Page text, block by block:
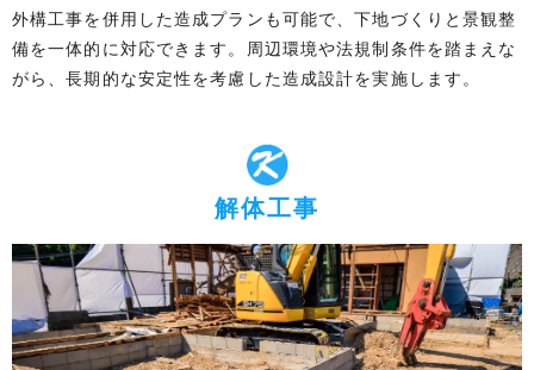
外構工事を併用した造成プランも可能で、下地づくりと景観整
備を一体的に対応できます。周辺環境や法規制条件を踏まえな
がら、長期的な安定性を考慮した造成設計を実施します。
解体工事